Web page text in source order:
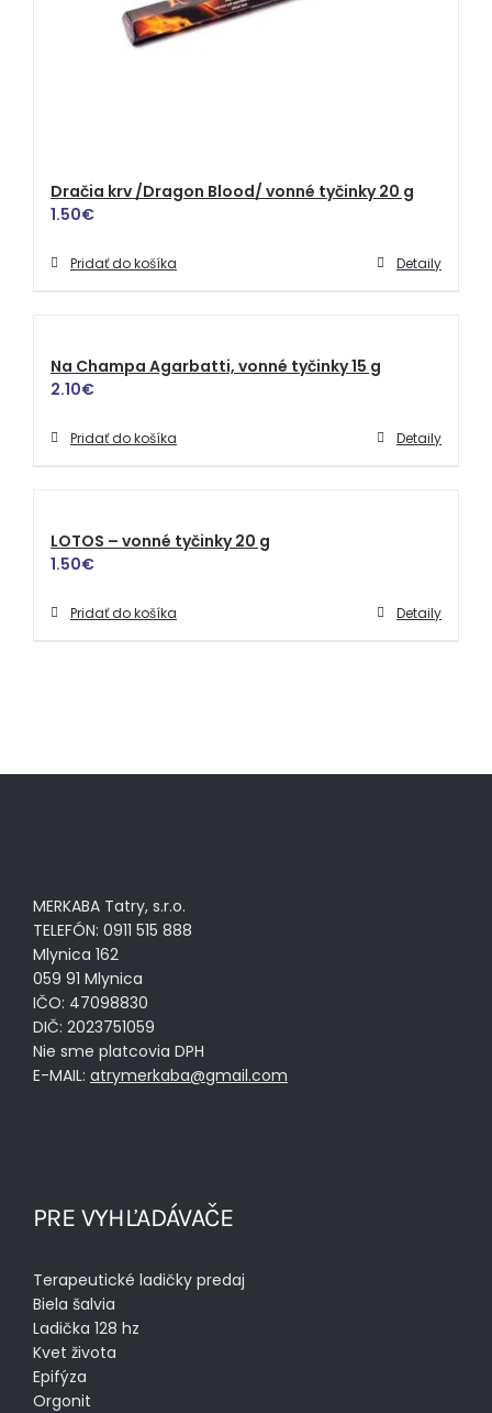
Dračia krv /Dragon Blood/ vonné tyčinky 20 g
1.50€
Pridať do košíka Detaily
Na Champa Agarbatti, vonné tyčinky 15 g
2.10€
Pridať do košíka Detaily
LOTOS – vonné tyčinky 20 g
1.50€
Pridať do košíka Detaily
MERKABA Tatry, s.r.o.
TELEFÓN: 0911 515 888
Mlynica 162
059 91 Mlynica
IČO: 47098830
DIČ: 2023751059
Nie sme platcovia DPH
E-MAIL: atrymerkaba@gmail.com
PRE VYHĽADÁVAČE
Terapeutické ladičky predaj
Biela šalvia
Ladička 128 hz
Kvet života
Epifýza
Orgonit